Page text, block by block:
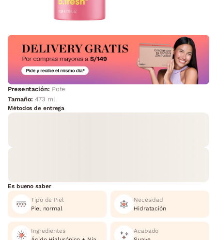
Presentación: Pote
Tamaño:473 ml
Métodos de entrega
Es bueno saber
Tipo de Piel
Piel normal
Necesidad
Hidratación
Ingredientes
Acabado